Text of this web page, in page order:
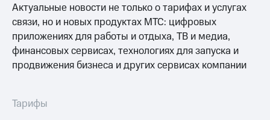
Актуальные новости не только о тарифах и услугах
связи, но и новых продуктах МТС: цифровых
приложениях для работы и отдыха, ТВ и медиа,
финансовых сервисах, технологиях для запуска и
продвижения бизнеса и других сервисах компании
Тарифы